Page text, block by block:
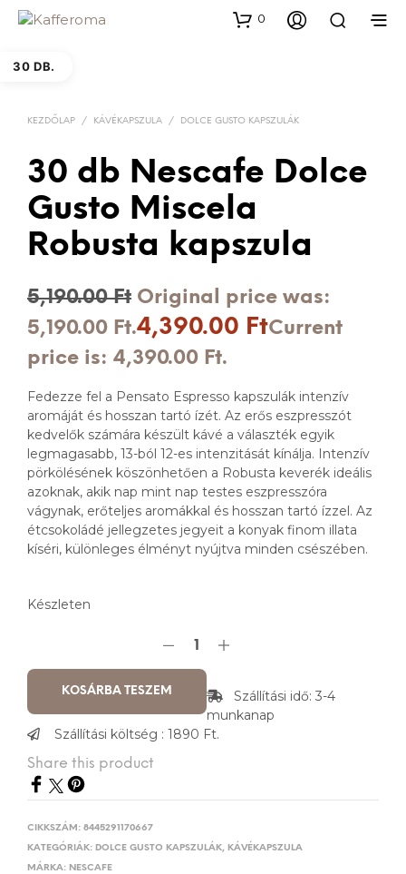
0
30 DB.
KEZDŐLAP / KÁVÉKAPSZULA / DOLCE GUSTO KAPSZULÁK
30 db Nescafe Dolce
Gusto Miscela
Robusta kapszula
5,190.00Ft Original price was:
5,190.00 Ft.4,390.00 FtCurrent
price is: 4,390.00 Ft.
Fedezze fel a Pensato Espresso kapszulák intenzív
aromáját és hosszan tartó ízét. Az erős eszpresszót
kedvelők számára készült kávé a választék egyik
legmagasabb, 13-ból 12-es intenzitását kínálja. Intenzív
pörkölésének köszönhetően a Robusta keverék ideális
azoknak, akik nap mint nap testes eszpresszóra
vágynak, erőteljes aromákkal és hosszan tartó ízzel. Az
étcsokoládé jellegzetes jegyeit a konyak finom illata
kíséri, különleges élményt nyújtva minden csészében.
Készleten
KOSÁRBA TESZEM
Szállítási idő: 3-4
munkanap
Szállítási költség : 1890 Ft.
Share this product
CIKKSZÁM: 8445291170667
KATEGÓRIÁK: DOLCE GUSTO KAPSZULÁK, KÁVÉKAPSZULA
MÁRKA: NESCAFE